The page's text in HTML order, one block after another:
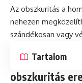
Az obszkuritás a
nehezen
szándékosan vagy
Tartalom
obszkuritás